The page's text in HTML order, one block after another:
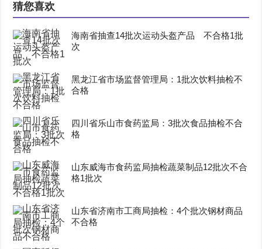
猜您喜欢
海南省抽查14批次运动头盔产品 不合格1批
次
黑龙江省市场监督管理局：1批次饮料抽检不
合格
四川省乐山市食药监局：3批次食品抽检不合
格
山东威海市食药监局抽检蔬菜制品12批次不合
格1批次
山东省济南市工商局抽检：4个批次钢材商品
不合格